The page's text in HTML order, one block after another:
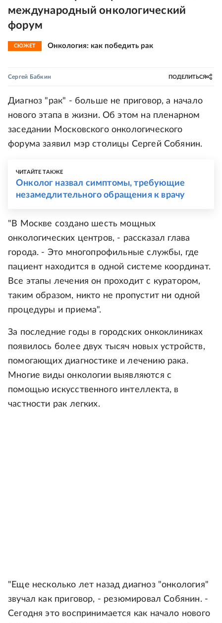
международный онкологический
форум
СЮЖЕТ Онкология: как победить рак
Сергей Бабкин ПОДЕЛИТЬСЯ
Диагноз "рак" - больше не приговор, а начало
нового этапа в жизни. Об этом на пленарном
заседании Московского онкологического
форума заявил мэр столицы Сергей Собянин.
ЧИТАЙТЕ ТАКЖЕ
Онколог назвал симптомы, требующие
незамедлительного обращения к врачу
"В Москве создано шесть мощных
онкологических центров, - рассказал глава
города. - Это многопрофильные службы, где
пациент находится в одной системе координат.
Все этапы лечения он проходит с куратором,
таким образом, никто не пропустит ни одной
процедуры и приема".
За последние годы в городских онкоклиниках
появилось более двух тысяч новых устройств,
помогающих диагностике и лечению рака.
Многие виды онкологии выявляются с
помощью искусственного интеллекта, в
частности рак легких.
"Еще несколько лет назад диагноз "онкология"
звучал как приговор, - резюмировал Собянин. -
Сегодня это воспринимается как начало нового